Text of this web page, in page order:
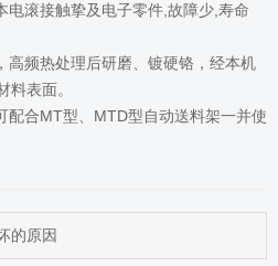
滚接触挚及电子零件,故障少,寿命
频热处理后研磨、镀硬铬，经本机
料表面。
合MT型、MTD型自动送料架一并使
的原因